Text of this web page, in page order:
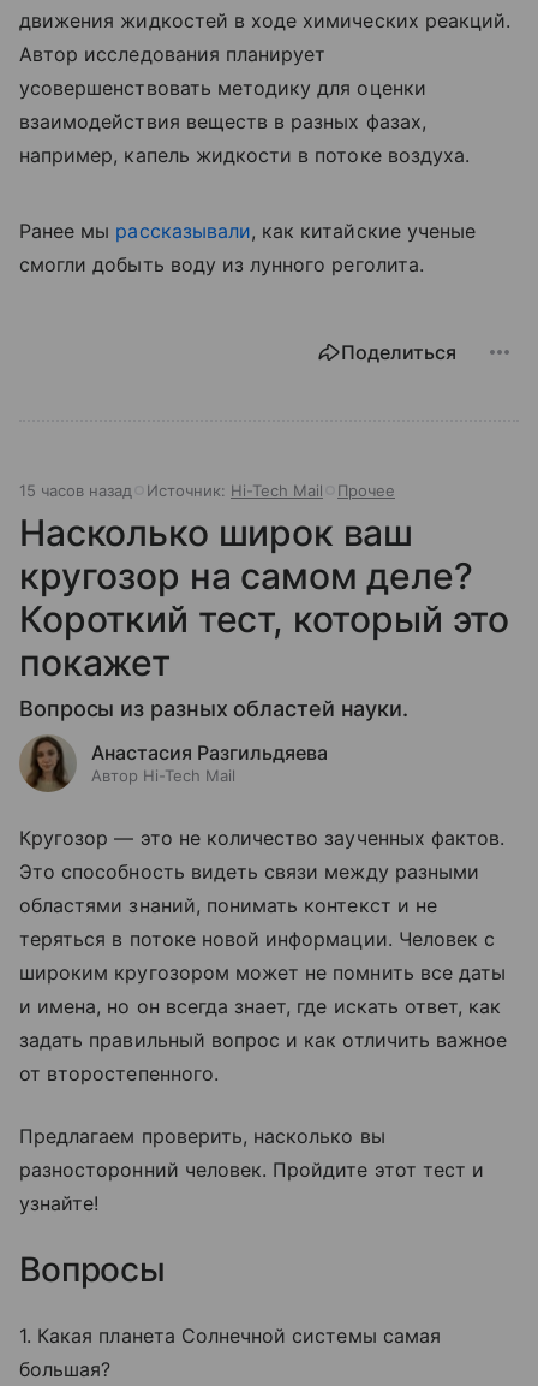
движения жидкостей в ходе химических реакций.
Автор исследования планирует
усовершенствовать методику для оценки
взаимодействия веществ в разных фазах,
например, капель жидкости в потоке воздуха.
Ранее мы рассказывали, как китайские ученые
смогли добыть воду из лунного реголита.
Поделиться
15 часов назад Источник: Hi-Tech Mail Прочее
Насколько широк ваш
кругозор на самом деле?
Короткий тест, который это
покажет
Вопросы из разных областей науки.
Анастасия Разгильдяева
Автор Hi-Tech Mail
Кругозор — это не количество заученных фактов.
Это способность видеть связи между разными
областями знаний, понимать контекст и не
теряться в потоке новой информации. Человек с
широким кругозором может не помнить все даты
и имена, но он всегда знает, где искать ответ, как
задать правильный вопрос и как отличить важное
от второстепенного.
Предлагаем проверить, насколько вы
разносторонний человек. Пройдите этот тест и
узнайте!
Вопросы
1. Какая планета Солнечной системы самая
большая?